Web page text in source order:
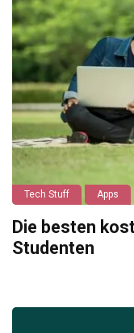
Tech Stuff Apps
Die besten
Studenten